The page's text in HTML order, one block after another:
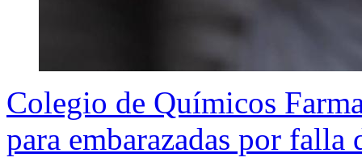
Colegio de Químicos
para embarazadas por falla